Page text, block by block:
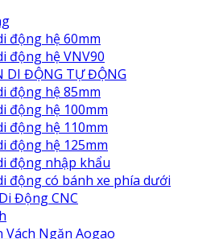
động hệ 60mm
động hệ VNV90
DI ĐỘNG TỰ ĐỘNG
động hệ 85mm
động hệ 100mm
động hệ 110mm
động hệ 125mm
động nhập khẩu
động có bánh xe phía dưới
Động CNC
Vách Ngăn Aogao